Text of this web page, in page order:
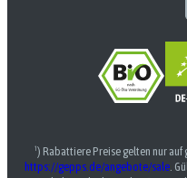
¹) Rabattiere Preise gelten nur
https://gepps.de/angebote/sale.